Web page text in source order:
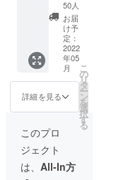
ク、貴
陽、ネ
クタリ
ン、グ
リーン
ハウス
みかん
予定 秋
（10月
送）：
静岡ク
ラウン
メロ
月：
オーロ
ラブ
ラッ
ク、貴
陽など
９月：
シャイ
ンマス
野パー
梨など
を 10
月：ピ
い！
送料込
みで
す。 4
月：宮
崎県産
完熟マ
ン
産パイ
（ピー
チパイ
ン、ス
ゴール
ド、葉
付きデ
コポン
など、
おいし
い国産
柑橘が
目白押
イメー
ジで
す。フ
ルーツ
の入荷
ルーツ
の種類
が充実
し始め
る5月の
国産特
選フ
ルーツ
をお届
けしま
す。 薮
塚小玉
すい
か、長
崎産温
室ビ
50人
お届
け予
定：
2022
年05
月
詳細を見る
こ
の
リ
タ
ー
ン
を
選
択
す
る
このプロ
ジェクト
は、 All-In方